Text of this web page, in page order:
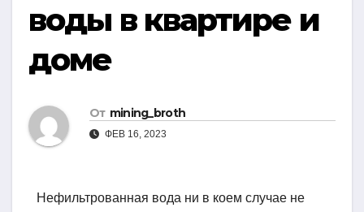
воды в квартире и
доме
От mining_broth
ФЕВ 16, 2023
Нефильтрованная вода ни в коем случае не